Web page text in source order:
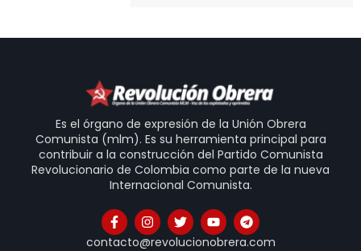
Es el órgano de expresión de la Unión Obrera
Comunista (mlm). Es su herramienta principal para
contribuir a la construcción del Partido Comunista
Revolucionario de Colombia como parte de la nueva
Internacional Comunista.
contacto@revolucionobrera.com